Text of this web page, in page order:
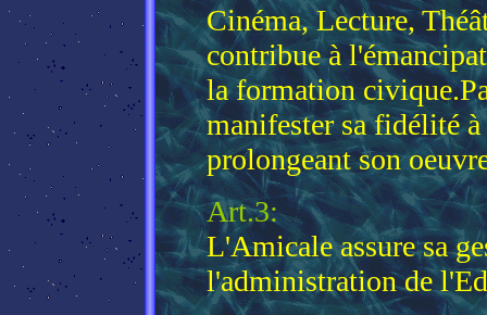
Cinéma, Lecture,
contribue à
la formation
manifester sa fidélité
prolongeant son
Art.3:
L'Amicale assure sa
l'administration de